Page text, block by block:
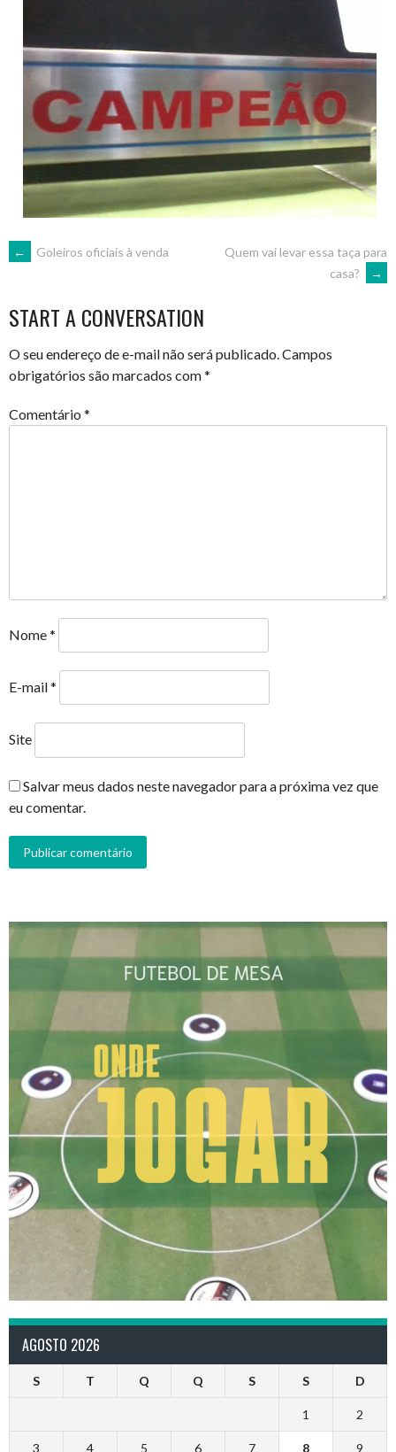
POST
NAVIGATION
← Goleiros oficiais à venda
Quem vai levar essa taça para
casa?
→
START A CONVERSATION
O seu endereço de e-mail não será publicado.Campos
obrigatórios são marcados com*
Comentário *
Nome*
E-mail*
Site
Salvar meus dados neste navegador para a próxima vez que
eu comentar.
AGOSTO 2026
S T Q Q S S D
1 2
3 4 5 6 7 8 9